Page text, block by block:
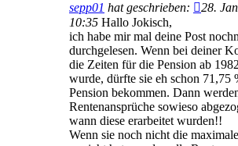
sepp01 hat geschrieben:
28.
10:35 Hallo Jokisch,
ich habe mir mal deine Post
durchgelesen. Wenn bei deiner
die Zeiten für die Pension ab
wurde, dürfte sie eh schon 71,75
Pension bekommen. Dann
Rentenansprüche sowieso
wann diese erarbeitet wurden!!
Wenn sie noch nicht die